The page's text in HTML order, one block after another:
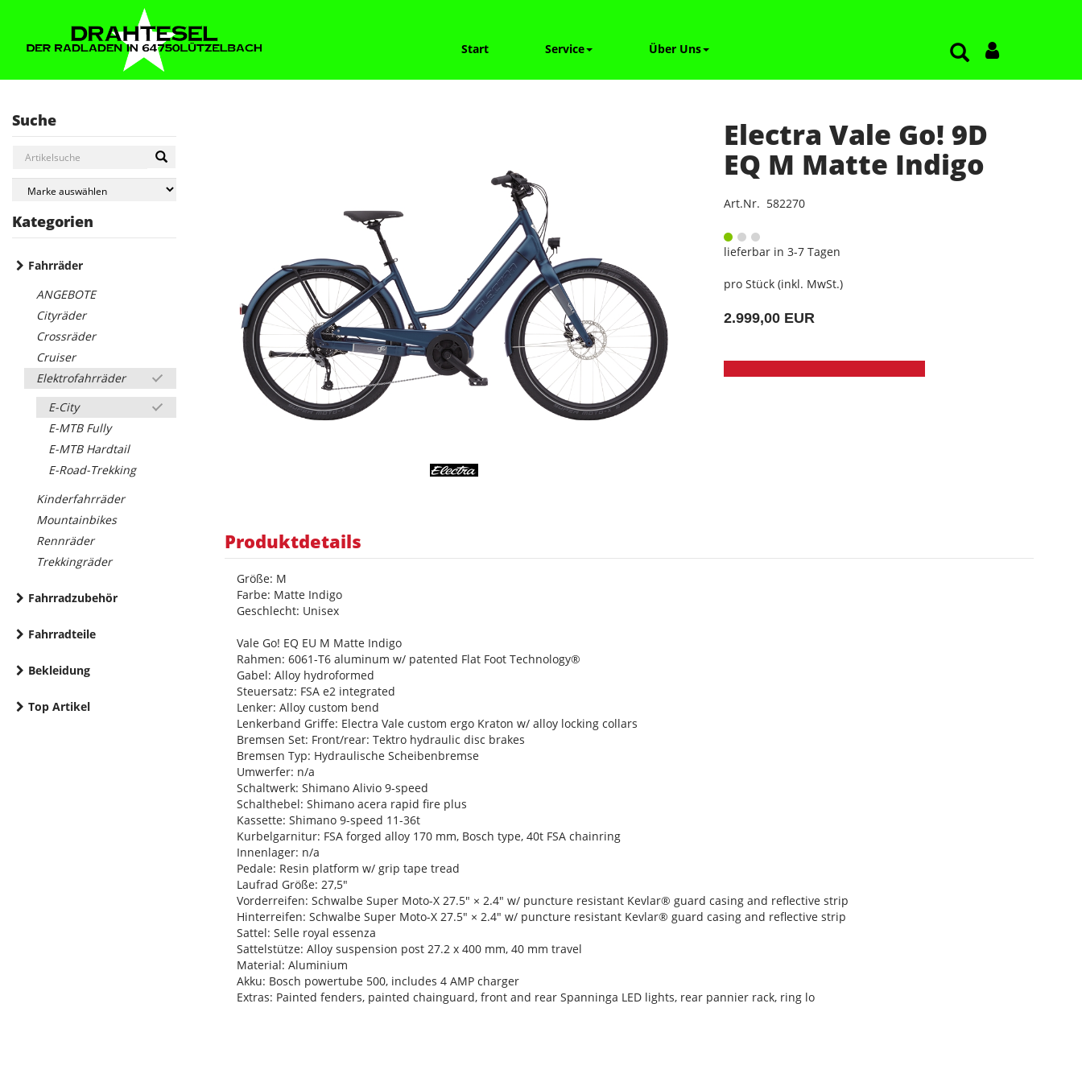
Start Service Über Uns
Suche
Kategorien
Fahrräder
ANGEBOTE
Cityräder
Crossräder
Cruiser
Elektrofahrräder
E-City
E-MTB Fully
E-MTB Hardtail
E-Road-Trekking
Kinderfahrräder
Mountainbikes
Rennräder
Trekkingräder
Fahrradzubehör
Fahrradteile
Bekleidung
Top Artikel
Electra Vale Go! 9D
EQ M Matte Indigo
Art.Nr. 582270
lieferbar in 3-7 Tagen
pro Stück (inkl. MwSt.)
2.999,00 EUR
Produktdetails
Größe: M
Farbe: Matte Indigo
Geschlecht: Unisex
Vale Go! EQ EU M Matte Indigo
Rahmen: 6061-T6 aluminum w/ patented Flat Foot Technology®
Gabel: Alloy hydroformed
Steuersatz: FSA e2 integrated
Lenker: Alloy custom bend
Lenkerband Griffe: Electra Vale custom ergo Kraton w/ alloy locking collars
Bremsen Set: Front/rear: Tektro hydraulic disc brakes
Bremsen Typ: Hydraulische Scheibenbremse
Umwerfer: n/a
Schaltwerk: Shimano Alivio 9-speed
Schalthebel: Shimano acera rapid fire plus
Kassette: Shimano 9-speed 11-36t
Kurbelgarnitur: FSA forged alloy 170 mm, Bosch type, 40t FSA chainring
Innenlager: n/a
Pedale: Resin platform w/ grip tape tread
Laufrad Größe: 27,5"
Vorderreifen: Schwalbe Super Moto-X 27.5" × 2.4" w/ puncture resistant Kevlar® guard casing and reflective strip
Hinterreifen: Schwalbe Super Moto-X 27.5" × 2.4" w/ puncture resistant Kevlar® guard casing and reflective strip
Sattel: Selle royal essenza
Sattelstütze: Alloy suspension post 27.2 x 400 mm, 40 mm travel
Material: Aluminium
Akku: Bosch powertube 500, includes 4 AMP charger
Extras: Painted fenders, painted chainguard, front and rear Spanninga LED lights, rear pannier rack, ring lo